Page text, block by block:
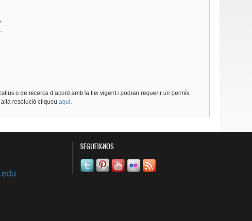
o de recerca d’acord amb la llei vigent i podran requerir un permís
resolució cliqueu aquí.
SEGUEIX-NOS